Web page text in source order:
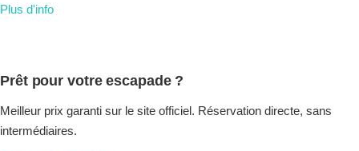
Plus d'info
Prêt pour votre escapade ?
Meilleur prix garanti sur le site officiel. Réservation directe, sans
intermédiaires.